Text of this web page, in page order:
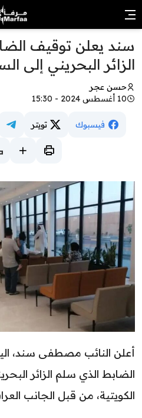
سند يعلن توقيف
الزائر البحريني إلى
حسن عجر
10 أغسطس 2024 - 15:30
فيسبوك تويتر
أعلن النائب مصطفى سند،
الضابط الذي سلم الزائر
الكويتية، من قبل الجانب